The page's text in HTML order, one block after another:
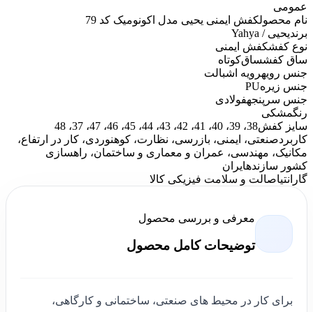
عمومی
نام محصولکفش ایمنی یحیی مدل اکونومیک کد 79
برندیحیی / Yahya
نوع کفشکفش ایمنی
ساق کفشساق‌کوتاه
جنس رویهرویه اشبالت
جنس زیرهPU
جنس سرپنجهفولادی
رنگمشکی
سایز کفش38، 39، 40، 41، 42، 43، 44، 45، 46، 47، 37، 48
کاربردصنعتی، ایمنی، بازرسی، نظارت، کوهنوردی، کار در ارتفاع،
مکانیک، مهندسی، عمران و معماری و ساختمان، راهسازی
کشور سازندهایران
گارانتیاصالت و سلامت فیزیکی کالا
معرفی و بررسی محصول
توضیحات کامل محصول
برای کار در محیط های صنعتی، ساختمانی و کارگاهی،